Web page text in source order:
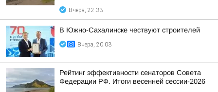
Вчера, 22:33
В Южно-Сахалинске чествуют строителей
Вчера, 20:03
Рейтинг эффективности сенаторов Совета
Федерации РФ. Итоги весенней сессии-2026